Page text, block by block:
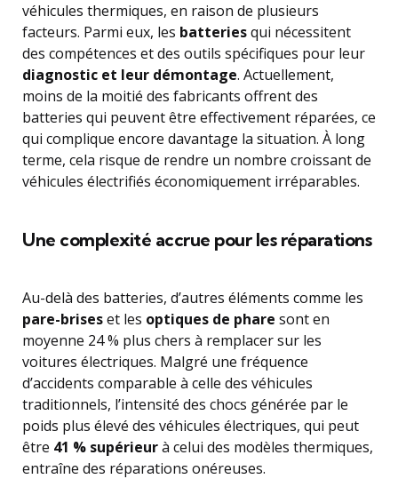
véhicules thermiques, en raison de plusieurs
facteurs. Parmi eux, les batteriesqui nécessitent
des compétences et des outils spécifiques pour leur
diagnostic et leur démontage. Actuellement,
moins de la moitié des fabricants offrent des
batteries qui peuvent être effectivement réparées, ce
qui complique encore davantage la situation. À long
terme, cela risque de rendre un nombre croissant de
véhicules électrifiés économiquement irréparables.
Une complexité accrue pour les réparations
Au-delà des batteries, d’autres éléments comme les
pare-briseset les optiques de phare sont en
moyenne 24 % plus chers à remplacer sur les
voitures électriques. Malgré une fréquence
d’accidents comparable à celle des véhicules
traditionnels, l’intensité des chocs générée par le
poids plus élevé des véhicules électriques, qui peut
être 41 % supérieurà celui des modèles thermiques,
entraîne des réparations onéreuses.